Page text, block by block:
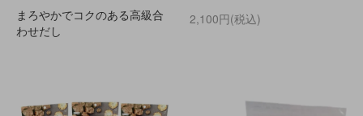
まろやかでコクのある高級合
わせだし
2,100円(税込)